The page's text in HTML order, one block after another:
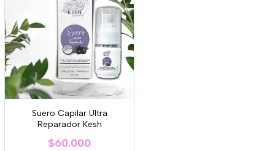
Suero Capilar Ultra
Reparador Kesh
$60.000